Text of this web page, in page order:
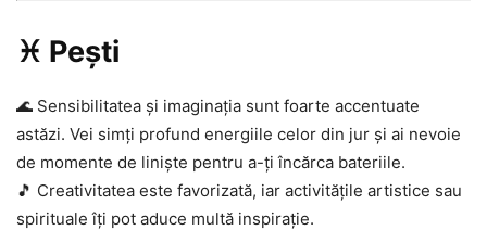
♓ Pești
🌊 Sensibilitatea și imaginația sunt foarte accentuate
astăzi. Vei simți profund energiile celor din jur și ai nevoie
de momente de liniște pentru a-ți încărca bateriile.
🎵 Creativitatea este favorizată, iar activitățile artistice sau
spirituale îți pot aduce multă inspirație.